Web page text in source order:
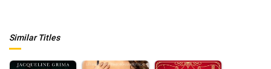
Similar Titles